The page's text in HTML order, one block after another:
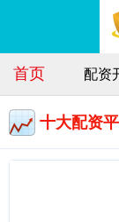
首页 配资
十大配资